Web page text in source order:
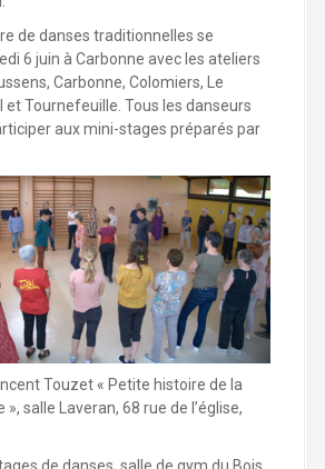
de danses traditionnelles se
6 juin à Carbonne avec les ateliers
Carbonne, Colomiers, Le
et Tournefeuille. Tous les danseurs
aux mini-stages préparés par
Touzet « Petite histoire de la
salle Laveran, 68 rue de l’église,
de danses, salle de gym du Bois